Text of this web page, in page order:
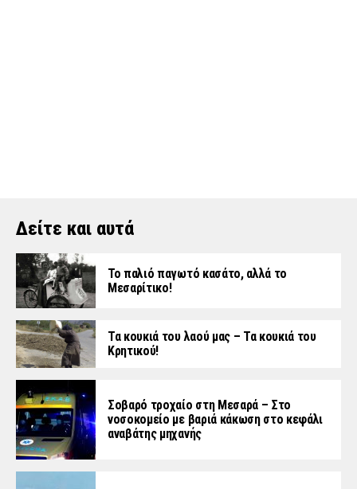
Δείτε και αυτά
Το παλιό παγωτό κασάτο, αλλά το
Μεσαρίτικο!
Τα κουκιά του λαού μας – Τα κουκιά του
Κρητικού!
Σοβαρό τροχαίο στη Μεσαρά – Στο
νοσοκομείο με βαριά κάκωση στο κεφάλι
αναβάτης μηχανής